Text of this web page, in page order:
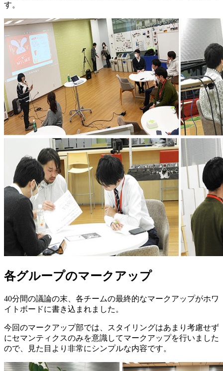
す。
各グループのマークアップ
40分間の議論の末、各チームの最終的なマークアップがホワ
イトボードに書き込まれました。
今回のマークアップ部では、スタイリングはあまり考慮せず
にセマンティクスのみを意識してマークアップを行いました
ので、見た目より非常にシンプルな内容です。